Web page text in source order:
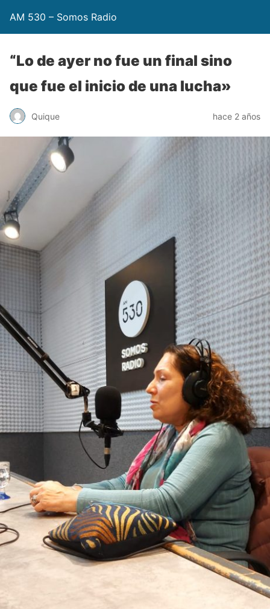
AM 530 – Somos Radio
“Lo de ayer no fue un final sino
que fue el inicio de una lucha»
Quique hace 2 años